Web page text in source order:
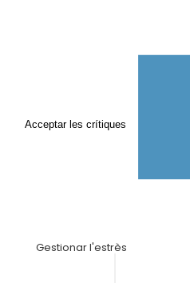
Acceptar les crítiques
Gestionar l'estrès